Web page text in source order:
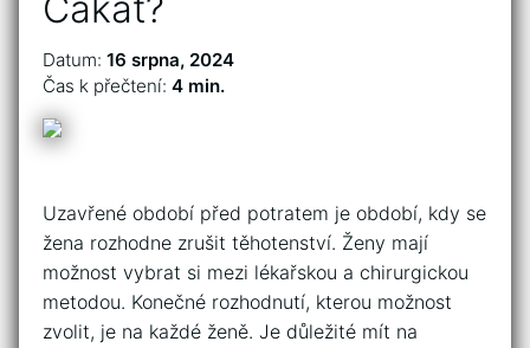
Čakať?
Datum: 16 srpna, 2024
Čas k přečtení: 4 min.
Uzavřené období před potratem je období, kdy se
žena rozhodne zrušit těhotenství. Ženy mají
možnost vybrat si mezi lékařskou a chirurgickou
metodou. Konečné rozhodnutí, kterou možnost
zvolit, je na každé ženě. Je důležité mít na